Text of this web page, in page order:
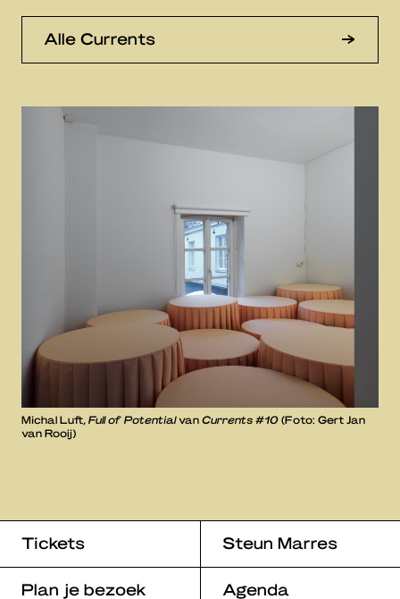
Alle Currents
Michal Luft, Full of Potentialvan Currents #10 (Foto: Gert Jan
van Rooij)
Tickets Steun Marres
Plan je bezoek Agenda